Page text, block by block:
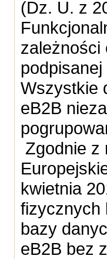
(Dz. U. z
zależności
Wszystkie
eB2B
Zgodnie z
kwietnia
fizycznych
bazy
eB2B bez